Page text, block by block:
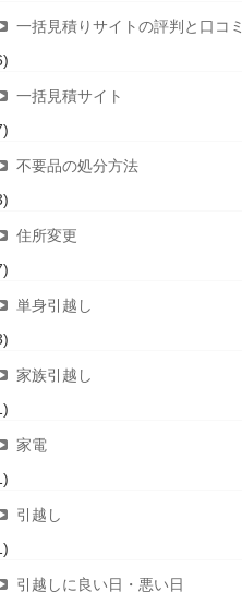
一括見積りサイトの評判と口コミ
一括見積サイト
不要品の処分方法
住所変更
単身引越し
家族引越し
家電
引越し
引越しに良い日・悪い日